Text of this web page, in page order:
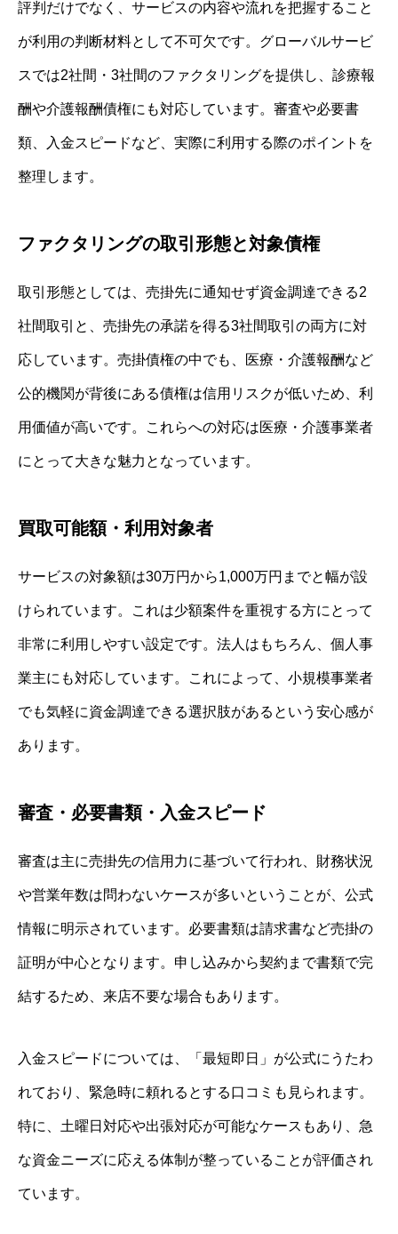
評判だけでなく、サービスの内容や流れを把握すること
が利用の判断材料として不可欠です。グローバルサービ
スでは2社間・3社間のファクタリングを提供し、診療報
酬や介護報酬債権にも対応しています。審査や必要書
類、入金スピードなど、実際に利用する際のポイントを
整理します。
ファクタリングの取引形態と対象債権
取引形態としては、売掛先に通知せず資金調達できる2
社間取引と、売掛先の承諾を得る3社間取引の両方に対
応しています。売掛債権の中でも、医療・介護報酬など
公的機関が背後にある債権は信用リスクが低いため、利
用価値が高いです。これらへの対応は医療・介護事業者
にとって大きな魅力となっています。
買取可能額・利用対象者
サービスの対象額は30万円から1,000万円までと幅が設
けられています。これは少額案件を重視する方にとって
非常に利用しやすい設定です。法人はもちろん、個人事
業主にも対応しています。これによって、小規模事業者
でも気軽に資金調達できる選択肢があるという安心感が
あります。
審査・必要書類・入金スピード
審査は主に売掛先の信用力に基づいて行われ、財務状況
や営業年数は問わないケースが多いということが、公式
情報に明示されています。必要書類は請求書など売掛の
証明が中心となります。申し込みから契約まで書類で完
結するため、来店不要な場合もあります。
入金スピードについては、「最短即日」が公式にうたわ
れており、緊急時に頼れるとする口コミも見られます。
特に、土曜日対応や出張対応が可能なケースもあり、急
な資金ニーズに応える体制が整っていることが評価され
ています。